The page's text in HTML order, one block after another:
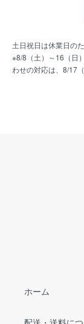
土日祝日は休業日の
※8/8（土）～16（日
わせの対応は、8/17
ホーム